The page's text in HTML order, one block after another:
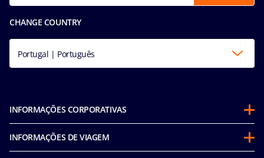
CHANGE COUNTRY
Portugal | Português
INFORMAÇÕES CORPORATIVAS
Sobre a MSC
INFORMAÇÕES DE VIAGEM